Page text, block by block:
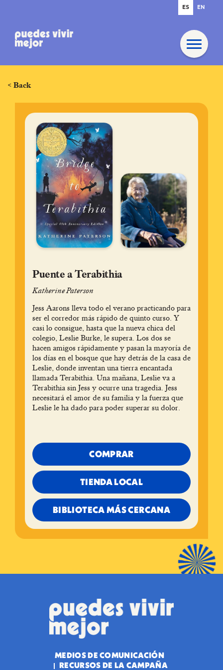
< Back
Puente a Terabithia
Katherine Paterson
Jess Aarons lleva todo el verano practicando para
ser el corredor más rápido de quinto curso. Y
casi lo consigue, hasta que la nueva chica del
colegio, Leslie Burke, le supera. Los dos se
hacen amigos rápidamente y pasan la mayoría de
los días en el bosque que hay detrás de la casa de
Leslie, donde inventan una tierra encantada
llamada Terabithia. Una mañana, Leslie va a
Terabithia sin Jess y ocurre una tragedia. Jess
necesitará el amor de su familia y la fuerza que
Leslie le ha dado para poder superar su dolor.
COMPRAR
TIENDA LOCAL
BIBLIOTECA MÁS CERCANA
MEDIOS DE COMUNICACIÓN
RECURSOS DE LA CAMPAÑA
ES EN